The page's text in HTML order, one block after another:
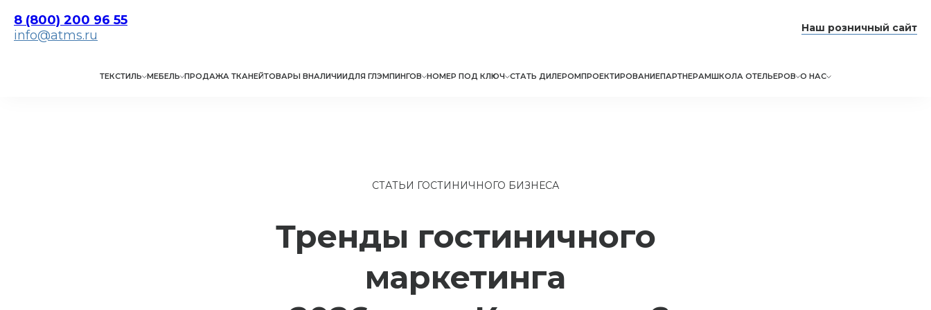
8 (800) 200 96 55
info@atms.ru
Наш розничный сайт
ТЕКСТИЛЬ МЕБЕЛЬ ПРОДАЖА ТКАНЕЙТОВАРЫ ВНАЛИЧИИДЛЯ ГЛЭМПИНГОВ НОМЕР ПОД КЛЮЧ СТАТЬ ДИЛЕРОМПРОЕКТИРОВАНИЕПАРТНЕРАМШКОЛА ОТЕЛЬЕРОВ О НАС
СТАТЬИ ГОСТИНИЧНОГО БИЗНЕСА
Тренды гостиничного
маркетинга